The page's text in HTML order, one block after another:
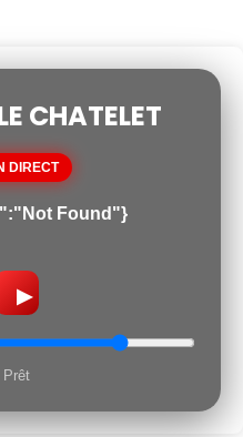
CHATELET
DIRECT
Found"}
▶
Prêt